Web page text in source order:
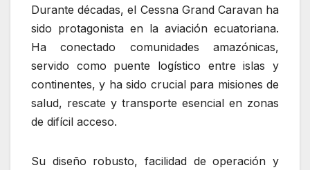
Durante décadas, el Cessna Grand Caravan ha
sido protagonista en la aviación ecuatoriana.
Ha conectado comunidades amazónicas,
servido como puente logístico entre islas y
continentes, y ha sido crucial para misiones de
salud, rescate y transporte esencial en zonas
de difícil acceso.
Su diseño robusto, facilidad de operación y